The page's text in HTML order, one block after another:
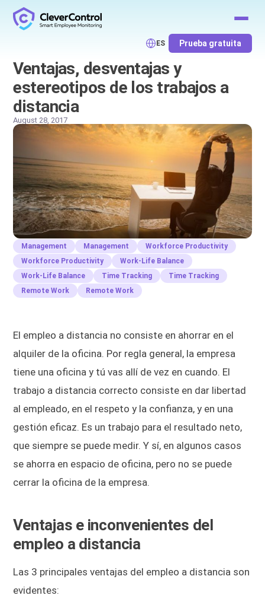
ES Prueba gratuita
Ventajas, desventajas y
estereotipos de los trabajos a
distancia
August 28, 2017
Management Management
Workforce Productivity
Workforce Productivity
Work-Life Balance
Work-Life Balance
Time Tracking
Time Tracking
Remote Work
Remote Work
El empleo a distancia no consiste en ahorrar en el
alquiler de la oficina. Por regla general, la empresa
tiene una oficina y tú vas allí de vez en cuando. El
trabajo a distancia correcto consiste en dar libertad
al empleado, en el respeto y la confianza, y en una
gestión eficaz. Es un trabajo para el resultado neto,
que siempre se puede medir. Y sí, en algunos casos
se ahorra en espacio de oficina, pero no se puede
cerrar la oficina de la empresa.
Ventajas e inconvenientes del
empleo a distancia
Las 3 principales ventajas del empleo a distancia son
evidentes: